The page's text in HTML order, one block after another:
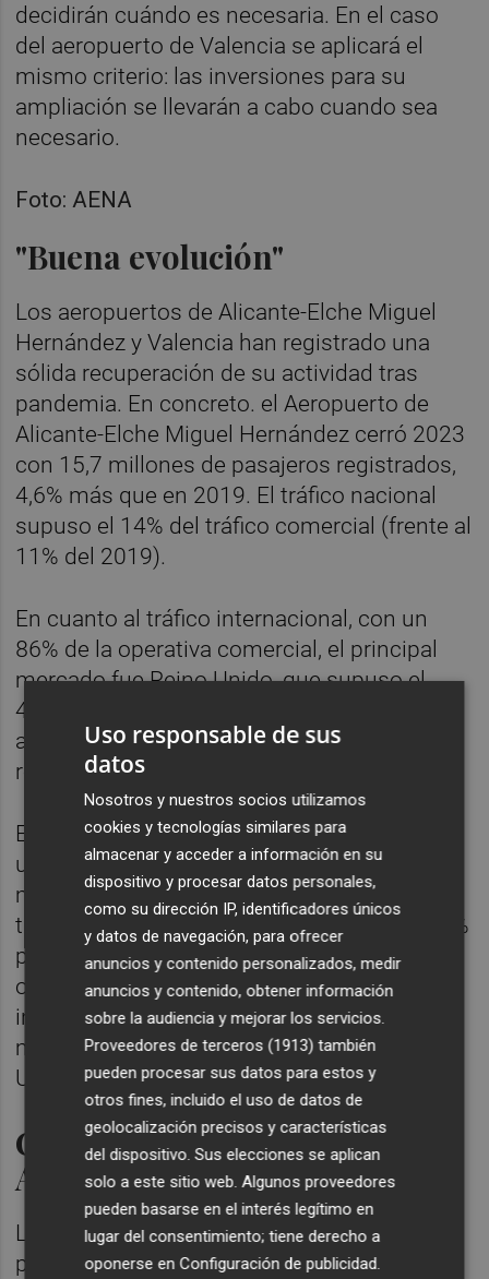
decidirán cuándo es necesaria. En el caso
del aeropuerto de Valencia se aplicará el
mismo criterio: las inversiones para su
ampliación se llevarán a cabo cuando sea
necesario.
Foto: AENA
"Buena evolución"
Los aeropuertos de Alicante-Elche Miguel
Hernández y Valencia han registrado una
sólida recuperación de su actividad tras
pandemia. En concreto. el Aeropuerto de
Alicante-Elche Miguel Hernández cerró 2023
con 15,7 millones de pasajeros registrados,
4,6% más que en 2019. El tráfico nacional
supuso el 14% del tráfico comercial (frente al
11% del 2019).
En cuanto al tráfico internacional, con un
86% de la operativa comercial, el principal
mercado fue Reino Unido, que supuso el
40% de los pasajeros internacionales,
aunque aún por debajo del 45% que
representaba antes de la pandemia.
El Aeropuerto de Valencia también alcanzó
un registro histórico en 2023 con 9,9
millones de pasajeros. La distribución del
tráfico fue del 29% para el nacional y del 71%
para el internacional, todo ello respecto a la
operativa comercial. En cuanto al tráfico
internacional, el 67% se concentra en cinco
mercados: Italia, Francia, Alemania y Reino
Unido y Países Bajos.
Comité de Coordinación
Aeroportuaria
La reunión del Comité ha contado con la
presencia del director general de Aviación
Uso responsable de sus
datos
Nosotros y nuestros socios utilizamos
cookies y tecnologías similares para
almacenar y acceder a información en su
dispositivo y procesar datos personales,
como su dirección IP, identificadores únicos
y datos de navegación, para ofrecer
anuncios y contenido personalizados, medir
anuncios y contenido, obtener información
sobre la audiencia y mejorar los servicios.
Proveedores de terceros (1913) también
pueden procesar sus datos para estos y
otros fines, incluido el uso de datos de
geolocalización precisos y características
del dispositivo. Sus elecciones se aplican
solo a este sitio web. Algunos proveedores
pueden basarse en el interés legítimo en
lugar del consentimiento; tiene derecho a
oponerse enConfiguración de publicidad